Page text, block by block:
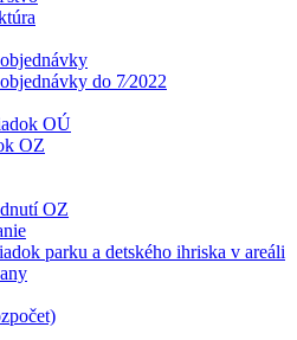
do 7⁄2022
OÚ
OZ
OZ
parku a detského ihriska v areáli